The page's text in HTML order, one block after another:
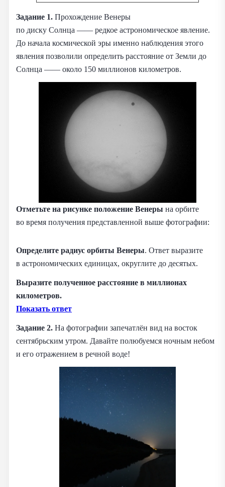
Задание 1. Прохождение Венеры
по диску Солнца —— редкое астрономическое явление.
До начала космической эры именно наблюдения этого
явления позволили определить расстояние от Земли до
Солнца —— около 150 миллионов километров.
Отметьте на рисунке положение Венеры на орбите
во время получения представленной выше фотографии:
Определите радиус орбиты Венеры. Ответ выразите
в астрономических единицах, округлите до десятых.
Выразите полученное расстояние в миллионах
километров.
Показать ответ
Задание 2. На фотографии запечатлён вид на восток
сентябрьским утром. Давайте полюбуемся ночным небом
и его отражением в речной воде!